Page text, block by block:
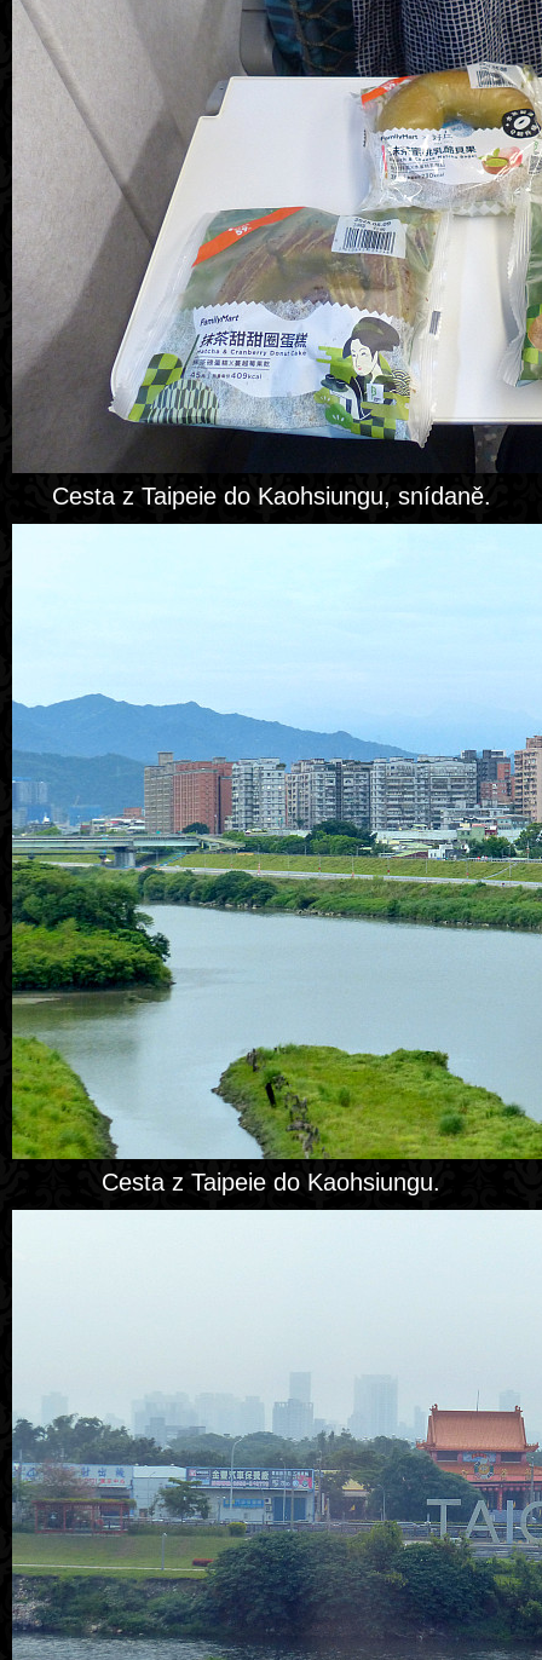
Cesta z Taipeie do Kaohsiungu, snídaně.
Cesta z Taipeie do Kaohsiungu.